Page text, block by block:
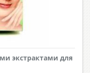
экстрактами для